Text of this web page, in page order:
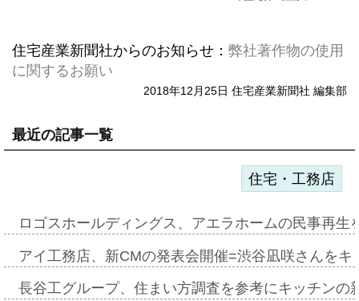
住宅産業新聞社からのお知らせ： 弊社著作物の使用
に関するお願い
2018年12月25日 住宅産業新聞社 編集部
最近の記事一覧
住宅・工務店
ロゴスホールディングス、アエラホームの民事再
アイ工務店、新CMの発表会開催=渋谷凪咲さんを
長谷工グループ、住まい方調査を参考にキッチン